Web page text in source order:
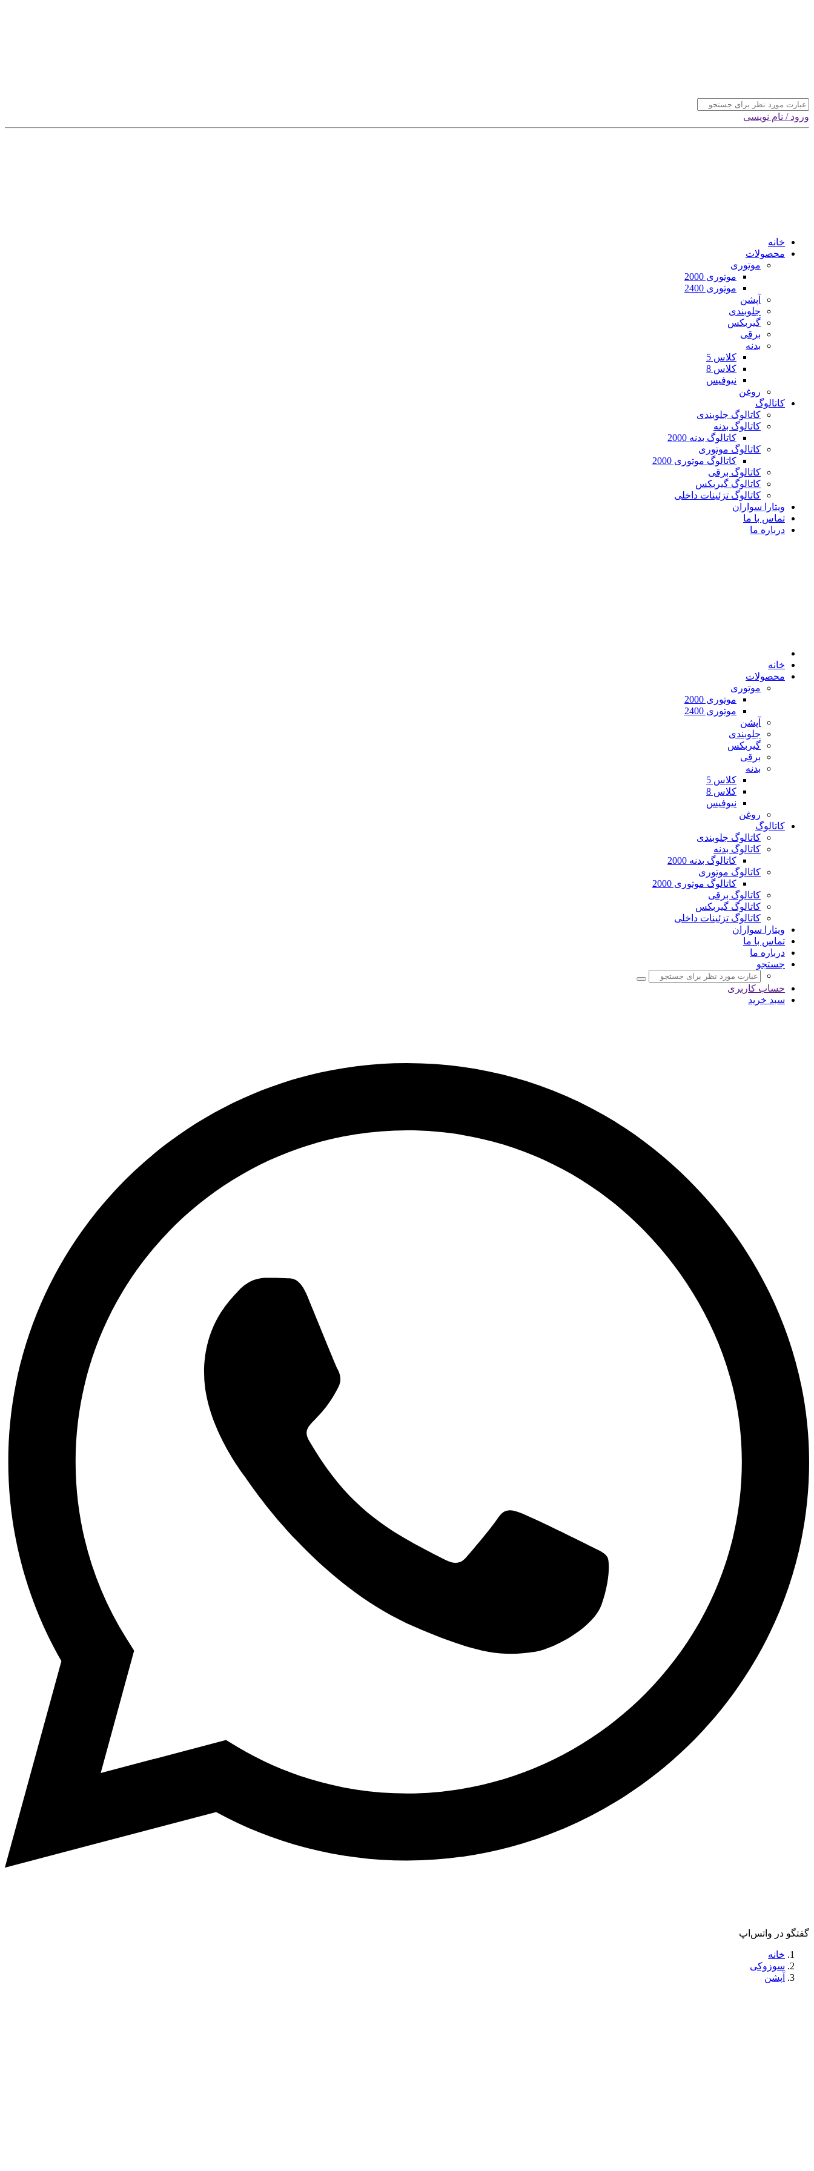
ورود / نام نویسی
خانه
محصولات
موتوری
موتوری 2000
موتوری 2400
آپشن
جلوبندی
گیربکس
برقی
بدنه
کلاس 5
کلاس 8
نیوفیس
روغن
کاتالوگ
کاتالوگ جلوبندی
کاتالوگ بدنه
کاتالوگ بدنه 2000
کاتالوگ موتوری
کاتالوگ موتوری 2000
کاتالوگ برقی
کاتالوگ گیربکس
کاتالوگ تزئینات داخلی
ویتارا سواران
تماس با ما
درباره ما
خانه
محصولات
موتوری
موتوری 2000
موتوری 2400
آپشن
جلوبندی
گیربکس
برقی
بدنه
کلاس 5
کلاس 8
نیوفیس
روغن
کاتالوگ
کاتالوگ جلوبندی
کاتالوگ بدنه
کاتالوگ بدنه 2000
کاتالوگ موتوری
کاتالوگ موتوری 2000
کاتالوگ برقی
کاتالوگ گیربکس
کاتالوگ تزئینات داخلی
ویتارا سواران
تماس با ما
درباره ما
جستجو
حساب کاربری
سبد خرید
گفتگو در واتس‌اپ
خانه
سوزوکی
آپشن